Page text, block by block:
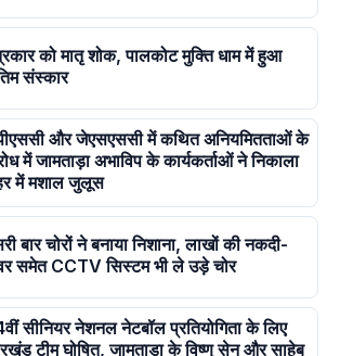
को मातृ शोक, पालकोट मुक्ति धाम में हुआ
संस्कार
और जेएसएससी में कथित अनियमितताओं के
में जामताड़ा अभाविप के कार्यकर्ताओं ने निकाला
में मशाल जुलूस
बार चोरों ने बनाया निशाना, लाखों की नकदी-
समेत CCTV सिस्टम भी ले उड़े चोर
सीनियर नेशनल नेटबॉल प्रतियोगिता के लिए
टीम घोषित, जामताड़ा के विष्णु सेन और साहेब